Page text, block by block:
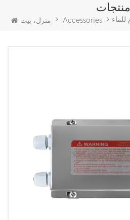
منتجات
منزل، بيت Accessories